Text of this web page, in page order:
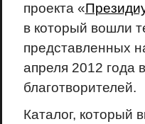
проекта «
в который вошли
представленных
апреля 2012 года
благотворителей.
Каталог, который